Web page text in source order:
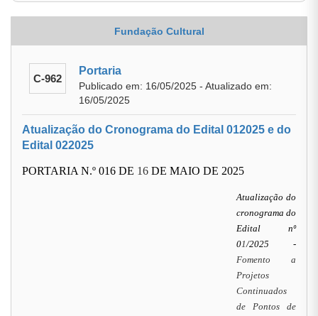
Fundação Cultural
C-962
Portaria
Publicado em: 16/05/2025 - Atualizado em:
16/05/2025
Atualização do Cronograma do Edital 012025 e do
Edital 022025
PORTARIA N.º 016 DE 16 DE MAIO DE 2025
Atualização do
cronograma do
Edital nº
01/2025 -
Fomento a
Projetos
Continuados
de Pontos de